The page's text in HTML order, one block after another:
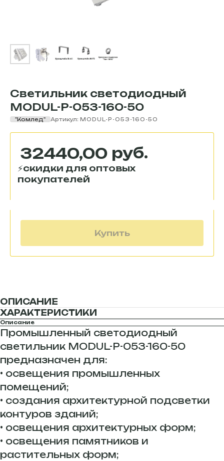
Светильник светодиодный
MODUL-P-053-160-50
"Комлед" Артикул: MODUL-P-053-160-50
32440,00 руб.
Купить
ОПИСАНИЕ
ХАРАКТЕРИСТИКИ
Описание
Промышленный светодиодный
светильник MODUL-P-053-160-50
предназначен для:
• освещения промышленных
помещений;
• создания архитектурной подсветки
контуров зданий;
• освещения архитектурных форм;
• освещения памятников и
растительных форм;